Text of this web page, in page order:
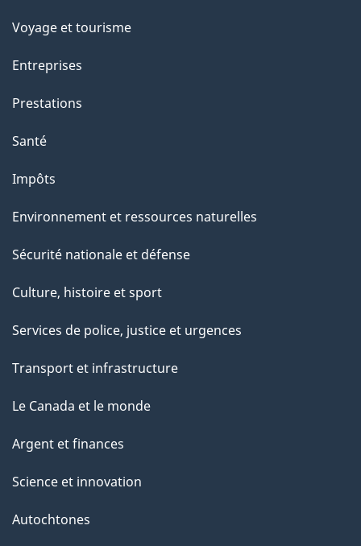
Voyage et tourisme
Entreprises
Prestations
Santé
Impôts
Environnement et ressources naturelles
Sécurité nationale et défense
Culture, histoire et sport
Services de police, justice et urgences
Transport et infrastructure
Le Canada et le monde
Argent et finances
Science et innovation
Autochtones